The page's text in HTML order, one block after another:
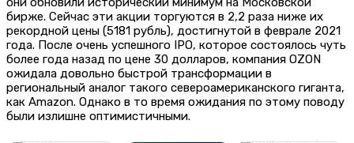
бирже. Сейчас эти акции торгуются в 2,2 раза ниже их
рекордной цены (5181 рубль), достигнутой в феврале 2021
года. После очень успешного IPO, которое состоялось чуть
более года назад по цене 30 долларов, компания OZON
ожидала довольно быстрой трансформации в
региональный аналог такого североамериканского гиганта,
как Amazon. Однако в то время ожидания по этому поводу
были излишне оптимистичными.